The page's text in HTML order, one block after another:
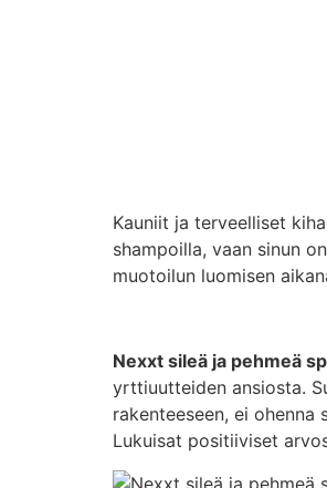
Kauniit ja terveelliset
shampoilla, vaan sinun
muotoilun luomisen
Nexxt sileä ja pehmeä
yrttiuutteiden ansiosta.
rakenteeseen, ei
Lukuisat positiiviset